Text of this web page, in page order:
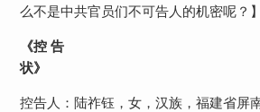
么不是中共官员们不可告人的机密呢？】
《控 告
状》
控告人：陆祚钰，女，汉族，福建省屏